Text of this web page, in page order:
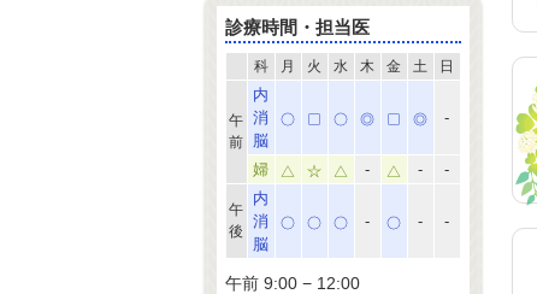
診療時間・担当医
科 月 火 水 木 金 土 日
午
前
内
消
脳
-
婦 - - -
午
後
内
消
脳
- - -
午前 9:00 − 12:00